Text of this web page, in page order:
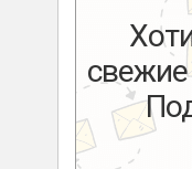
свежие